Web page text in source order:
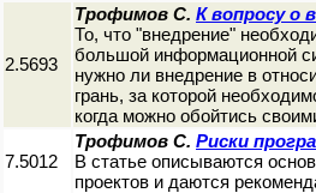
2.5693
Трофимов C. К вопросу о
То, что "внедрение"
большой информационной
нужно ли внедрение в
грань, за которой
когда можно обойтись
7.5012
Трофимов C. Риски
В статье описываются
проектов и даются